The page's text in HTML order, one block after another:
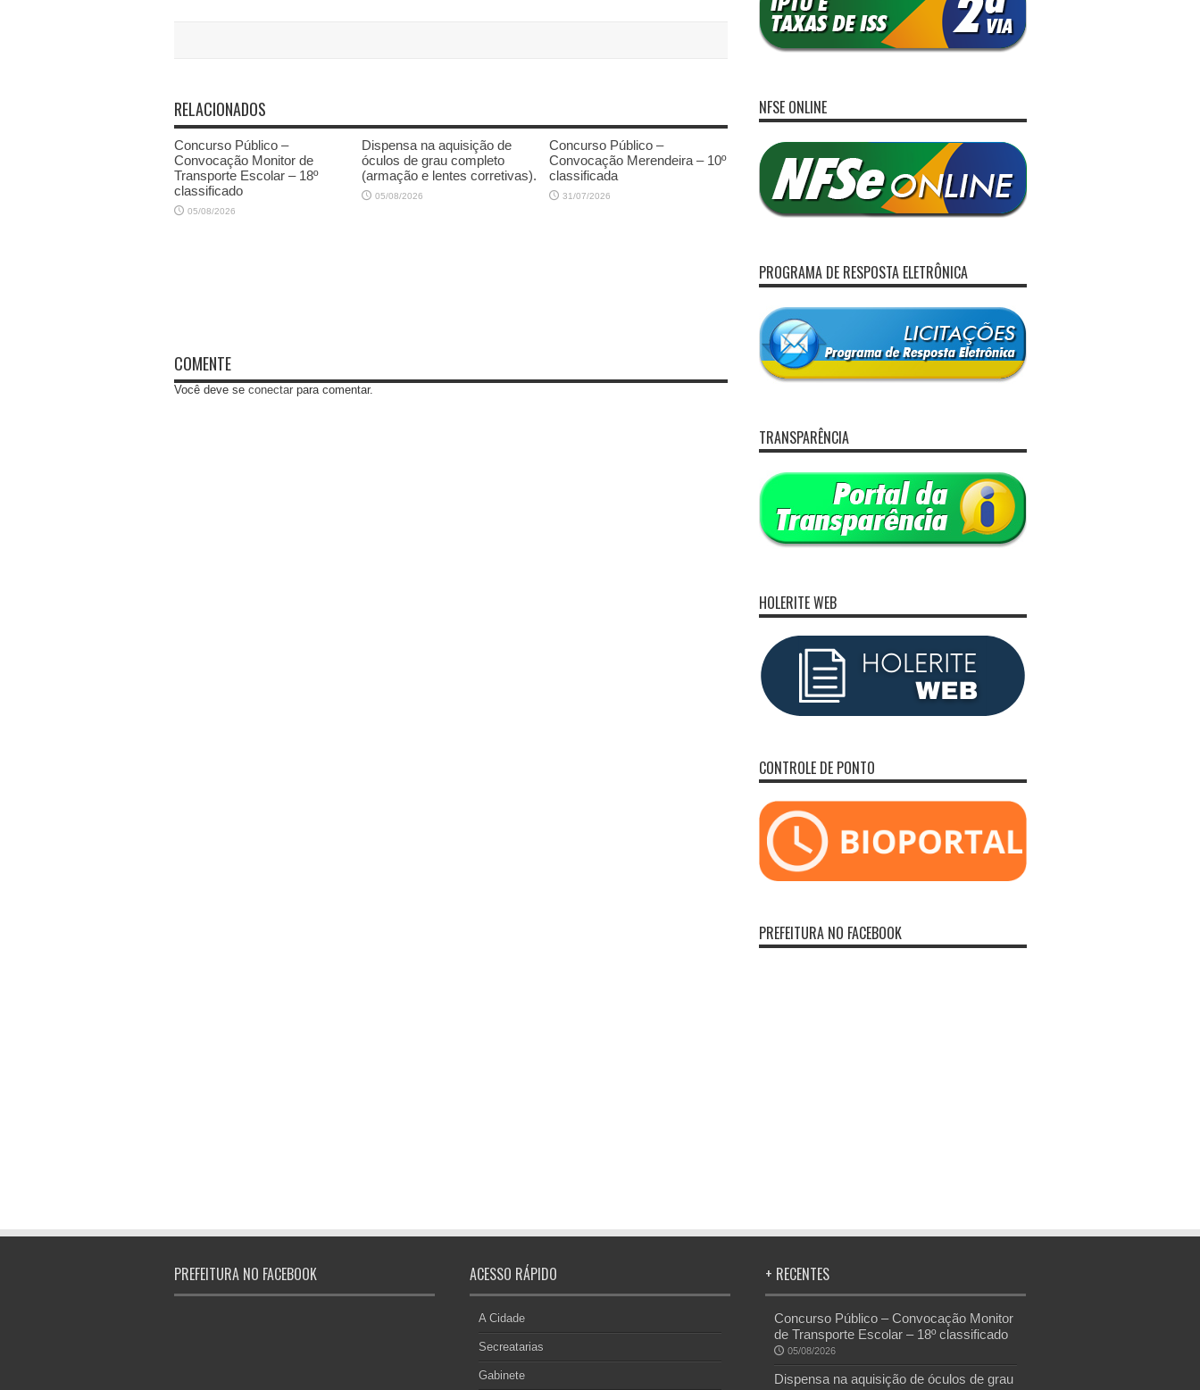
RELACIONADOS
Concurso Público –
Convocação Monitor de
Transporte Escolar – 18º
classificado
05/08/2026
Dispensa na aquisição de
óculos de grau completo
(armação e lentes corretivas).
05/08/2026
Concurso Público –
Convocação Merendeira – 10º
classificada
31/07/2026
COMENTE
Você deve se conectarpara comentar.
NFSE ONLINE
PROGRAMA DE RESPOSTA ELETRÔNICA
TRANSPARÊNCIA
HOLERITE WEB
CONTROLE DE PONTO
PREFEITURA NO FACEBOOK
PREFEITURA NO FACEBOOK ACESSO RÁPIDO
A Cidade
Secreatarias
Gabinete
+ RECENTES
Concurso Público – Convocação Monitor
de Transporte Escolar – 18º classificado
05/08/2026
Dispensa na aquisição de óculos de grau